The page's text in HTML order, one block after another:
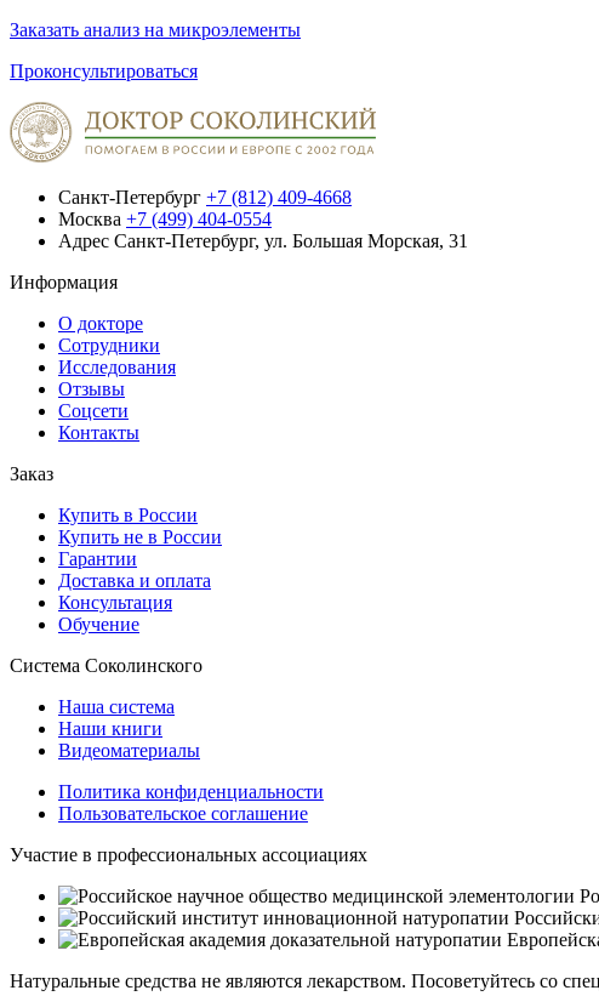
Заказать анализ на микроэлементы
Проконсультироваться
Санкт-Петербург +7 (812) 409-4668
Москва +7 (499) 404-0554
Адрес Санкт-Петербург, ул. Большая Морская, 31
Информация
О докторе
Сотрудники
Исследования
Отзывы
Соцсети
Контакты
Заказ
Купить в России
Купить не в России
Гарантии
Доставка и оплата
Консультация
Обучение
Система Соколинского
Наша система
Наши книги
Видеоматериалы
Политика конфиденциальности
Пользовательское соглашение
Участие в профессиональных ассоциациях
Натуральные средства не являются лекарством. Посоветуйтесь со